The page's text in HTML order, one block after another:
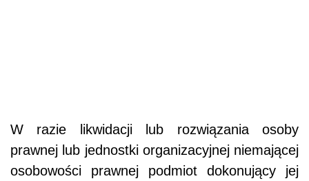
W razie likwidacji lub rozwiązania osoby
prawnej lub jednostki organizacyjnej niemającej
osobowości prawnej podmiot dokonujący jej